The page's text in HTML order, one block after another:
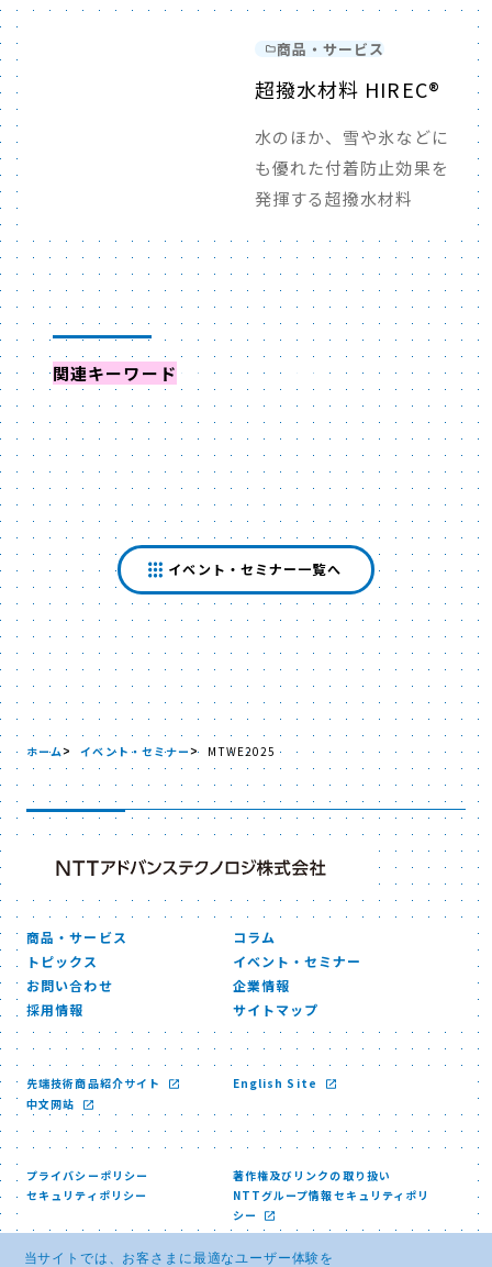
商品・サービス
超撥水材料 HIREC®
水のほか、雪や氷などに
も優れた付着防止効果を
発揮する超撥水材料
関連キーワード からイベントを探す
イベント・セミナー一覧へ
ホーム イベント・セミナー MTWE2025
商品・サービス
コラム
トピックス
イベント・セミナー
お問い合わせ
企業情報
採用情報
サイトマップ
先端技術商品紹介サイト
English Site
中文网站
プライバシーポリシー
著作権及びリンクの取り扱い
セキュリティポリシー
NTTグループ情報セキュリティポリ
シー
当サイトでは、お客さまに最適なユーザー体験を